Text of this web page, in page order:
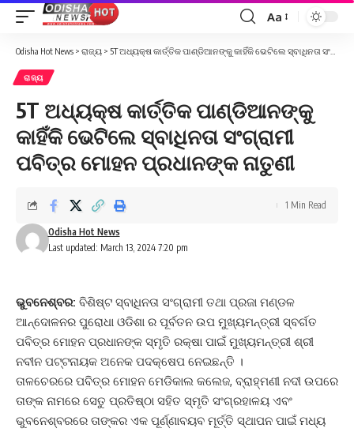
Font
Resizer
Aa
Odisha Hot News > ରାଜ୍ୟ > 5T ଅଧ୍ୟକ୍ଷ କାର୍ତ୍ତିକ ପାଣ୍ଡିଆନଙ୍କୁ କାହିଁକି ଭେଟିଲେ ସ୍ବାଧିନତା ସଂଗ୍ରାମୀ ପବିତ୍ର ମୋହନ ପ୍ରଧାନଙ୍କ ନାତୁଣୀ
ରାଜ୍ୟ
5T ଅଧ୍ୟକ୍ଷ କାର୍ତ୍ତିକ ପାଣ୍ଡିଆନଙ୍କୁ
କାହିଁକି ଭେଟିଲେ ସ୍ବାଧିନତା ସଂଗ୍ରାମୀ
ପବିତ୍ର ମୋହନ ପ୍ରଧାନଙ୍କ ନାତୁଣୀ
Last updated: March 13, 2024 7:20 pm
Odisha Hot News
1 Min Read
ଭୁବନେଶ୍ବର: ବିଶିଷ୍ଟ ସ୍ବାଧିନତା ସଂଗ୍ରାମୀ ତଥା ପ୍ରଜା ମଣ୍ଡଳ
ଆନ୍ଦୋଳନର ପୁରୋଧା ଓଡିଶା ର ପୂର୍ବତନ ଉପ ମୁଖ୍ୟମନ୍ତ୍ରୀ ସ୍ବର୍ଗତ
ପବିତ୍ର ମୋହନ ପ୍ରଧାନଙ୍କ ସ୍ମୃତି ରକ୍ଷା ପାଇଁ ମୁଖ୍ୟମନ୍ତ୍ରୀ ଶ୍ରୀ
ନବୀନ ପଟ୍ଟନାୟକ ଅନେକ ପଦକ୍ଷେପ ନେଇଛନ୍ତି ।
ତାଳଚେରରେ ପବିତ୍ର ମୋହନ ମେଡିକାଲ କଲେଜ, ବ୍ରାହ୍ମଣୀ ନଦୀ ଉପରେ
ତାଙ୍କ ନାମରେ ସେତୁ ପ୍ରତିଷ୍ଠା ସହିତ ସ୍ମୃତି ସଂଗ୍ରହାଳୟ ଏବଂ
ଭୁବନେଶ୍ବରରେ ତାଙ୍କର ଏକ ପୂର୍ଣ୍ଣାବୟବ ମୂର୍ତ୍ତି ସ୍ଥାପନ ପାଇଁ ମଧ୍ୟ